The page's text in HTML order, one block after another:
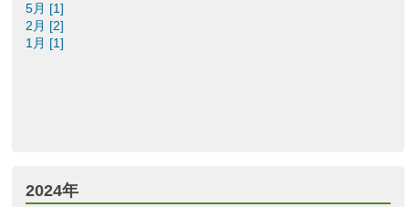
5月 [1]
2月 [2]
1月 [1]
2024年